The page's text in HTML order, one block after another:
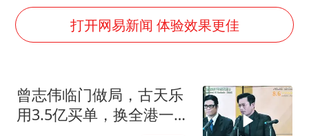
李嫣近照曝光
知识产权强国建设驶入“快车道”
要给全体职工“应休尽休”的底气
打开网易新闻 体验效果更佳
曾志伟临门做局，古天乐
用3.5亿买单，换全港一声